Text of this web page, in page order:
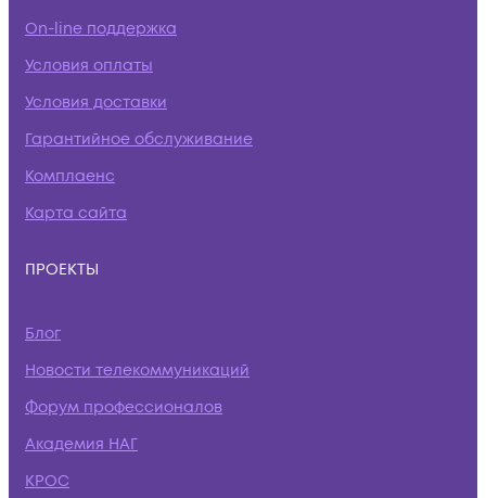
On-line поддержка
Условия оплаты
Условия доставки
Гарантийное обслуживание
Комплаенс
Карта сайта
ПРОЕКТЫ
Блог
Новости телекоммуникаций
Форум профессионалов
Академия НАГ
КРОС